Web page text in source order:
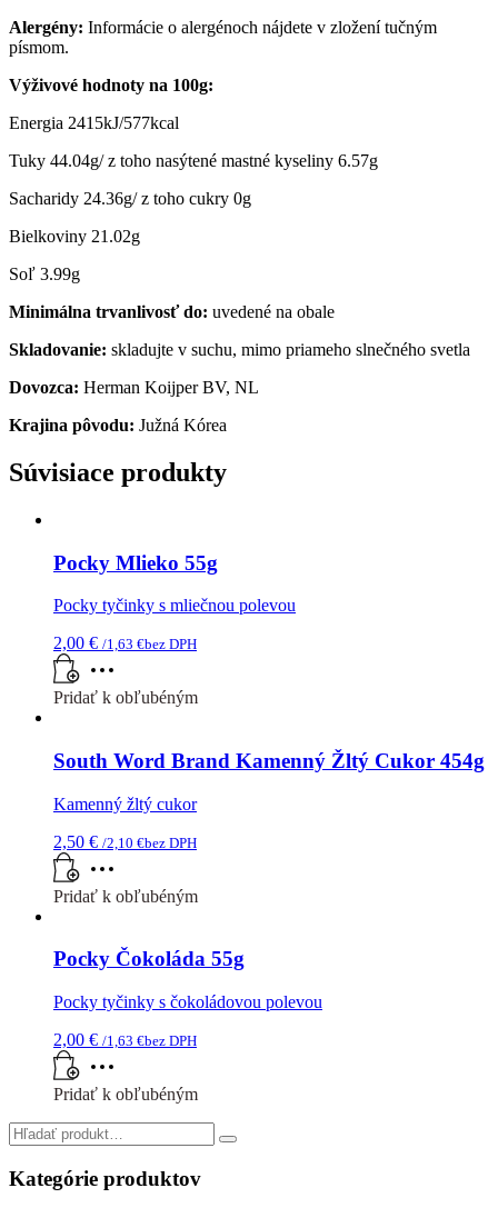
Alergény: Informácie o alergénoch nájdete v zložení tučným
písmom.
Výživové hodnoty na 100g:
Energia 2415kJ/577kcal
Tuky 44.04g/ z toho nasýtené mastné kyseliny 6.57g
Sacharidy 24.36g/ z toho cukry 0g
Bielkoviny 21.02g
Soľ 3.99g
Minimálna trvanlivosť do: uvedené na obale
Skladovanie: skladujte v suchu, mimo priameho slnečného svetla
Dovozca: Herman Koijper BV, NL
Krajina pôvodu: Južná Kórea
Súvisiace produkty
Pocky Mlieko 55g
Pocky tyčinky s mliečnou polevou
2,00 € /1,63 €bez DPH
Pridať k obľubéným
South Word Brand Kamenný Žltý Cukor 454g
Kamenný žltý cukor
2,50 € /2,10 €bez DPH
Pridať k obľubéným
Pocky Čokoláda 55g
Pocky tyčinky s čokoládovou polevou
2,00 € /1,63 €bez DPH
Pridať k obľubéným
Search
for:
Kategórie produktov